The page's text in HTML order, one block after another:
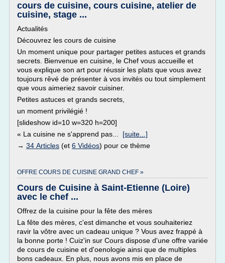
cours de cuisine, cours cuisine, atelier de
cuisine, stage ...
Actualités
Découvrez les cours de cuisine
Un moment unique pour partager petites astuces et grands
secrets. Bienvenue en cuisine, le Chef vous accueille et
vous explique son art pour réussir les plats que vous avez
toujours rêvé de présenter à vos invités ou tout simplement
que vous aimeriez savoir cuisiner.
Petites astuces et grands secrets,
un moment privilégié !
[slideshow id=10 w=320 h=200]
« La cuisine ne s'apprend pas... [suite...]
→ 34 Articles (et 6 Vidéos) pour ce thème
OFFRE COURS DE CUISINE GRAND CHEF »
Cours de Cuisine à Saint-Etienne (Loire)
avec le chef ...
Offrez de la cuisine pour la fête des mères
La fête des mères, c'est dimanche et vous souhaiteriez
ravir la vôtre avec un cadeau unique ? Vous avez frappé à
la bonne porte ! Cuiz'in sur Cours dispose d'une offre variée
de cours de cuisine et d'oenologie ainsi que de multiples
bons cadeaux. En plus, nous avons mis en place de